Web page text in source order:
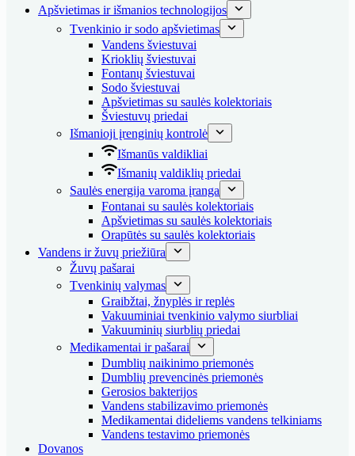
Apšvietimas ir išmanios technologijos
Tvenkinio ir sodo apšvietimas
Vandens šviestuvai
Krioklių šviestuvai
Fontanų šviestuvai
Sodo šviestuvai
Apšvietimas su saulės kolektoriais
Šviestuvų priedai
Išmanioji įrenginių kontrolė
Išmanūs valdikliai
Išmanių valdiklių priedai
Saulės energija varoma įranga
Fontanai su saulės kolektoriais
Apšvietimas su saulės kolektoriais
Orapūtės su saulės kolektoriais
Vandens ir žuvų priežiūra
Žuvų pašarai
Tvenkinių valymas
Graibžtai, žnyplės ir replės
Vakuuminiai tvenkinio valymo siurbliai
Vakuuminių siurblių priedai
Medikamentai ir pašarai
Dumblių naikinimo priemonės
Dumblių prevencinės priemonės
Gerosios bakterijos
Vandens stabilizavimo priemonės
Medikamentai dideliems vandens telkiniams
Vandens testavimo priemonės
Dovanos